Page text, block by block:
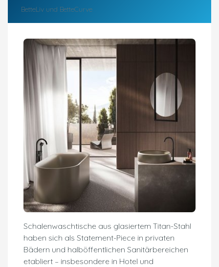
BetteLiv und BetteCurve
Schalenwaschtische aus glasiertem Titan-Stahl
haben sich als Statement-Piece in privaten
Bädern und halböffentlichen Sanitärbereichen
etabliert – insbesondere in Hotel und